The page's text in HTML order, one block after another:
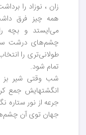
زان ، نوزاد را
همه چیز فرق
می‌ایستد و بچه
چشم‌های درشت
طولانی‌تری را
تمام شود.
شب وقتی شیر بز
انگشتهایش جمع
جرعه از نور ستاره
جهان توی آن